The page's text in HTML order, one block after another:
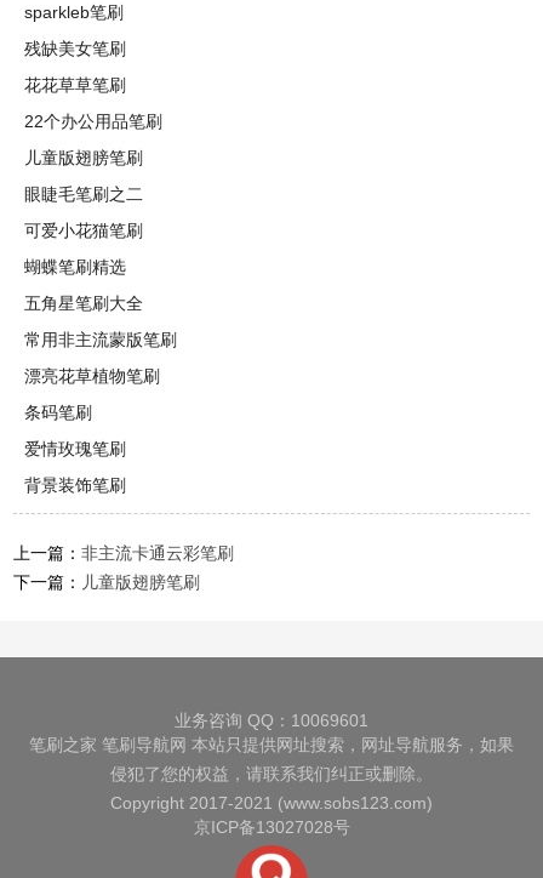
sparkleb笔刷
残缺美女笔刷
花花草草笔刷
22个办公用品笔刷
儿童版翅膀笔刷
眼睫毛笔刷之二
可爱小花猫笔刷
蝴蝶笔刷精选
五角星笔刷大全
常用非主流蒙版笔刷
漂亮花草植物笔刷
条码笔刷
爱情玫瑰笔刷
背景装饰笔刷
上一篇：非主流卡通云彩笔刷
下一篇： 儿童版翅膀笔刷
业务咨询 QQ：10069601
笔刷之家 笔刷导航网 本站只提供网址搜索，网址导航服务，如果
侵犯了您的权益，请联系我们纠正或删除。
Copyright 2017-2021 (www.sobs123.com)
京ICP备13027028号